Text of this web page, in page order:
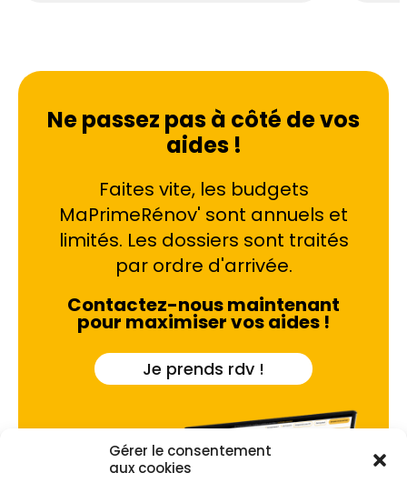
Gérer le consentement
aux cookies
Ne passez pas à côté de vos
aides !
Faites vite, les budgets
MaPrimeRénov' sont annuels et
limités. Les dossiers sont traités
par ordre d'arrivée.
Contactez-nous maintenant
pour maximiser vos aides !
Je prends rdv !